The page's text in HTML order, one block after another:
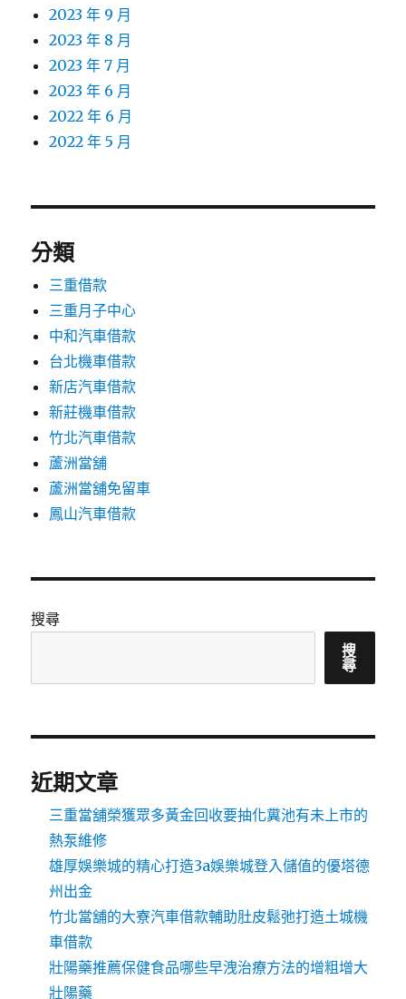
2023 年 9 月
2023 年 8 月
2023 年 7 月
2023 年 6 月
2022 年 6 月
2022 年 5 月
分類
三重借款
三重月子中心
中和汽車借款
台北機車借款
新店汽車借款
新莊機車借款
竹北汽車借款
蘆洲當舖
蘆洲當舖免留車
鳳山汽車借款
搜尋
搜
尋
近期文章
三重當舖榮獲眾多黃金回收要抽化糞池有未上市的
熱泵維修
雄厚娛樂城的精心打造3a娛樂城登入儲值的優塔德
州出金
竹北當舖的大寮汽車借款輔助肚皮鬆弛打造土城機
車借款
壯陽藥推薦保健食品哪些早洩治療方法的增粗增大
壯陽藥